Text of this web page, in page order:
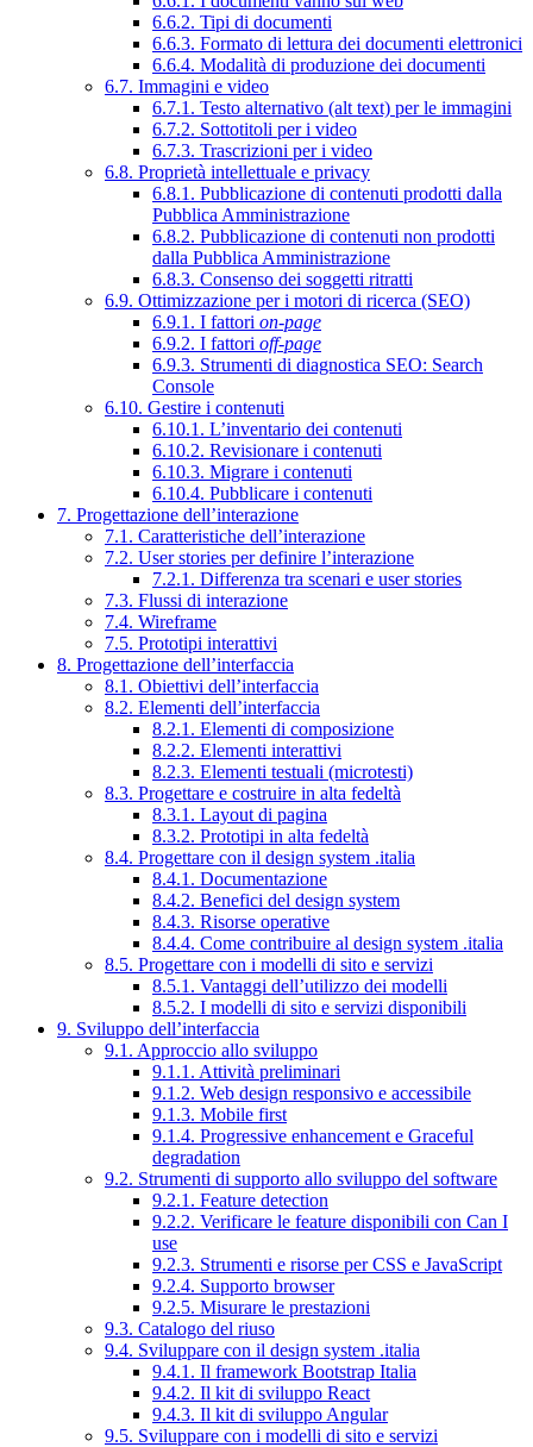
6.6.2. Tipi di documenti
6.6.3. Formato di lettura dei documenti elettronici
6.6.4. Modalità di produzione dei documenti
6.7. Immagini e video
6.7.1. Testo alternativo (alt text) per le immagini
6.7.2. Sottotitoli per i video
6.7.3. Trascrizioni per i video
6.8. Proprietà intellettuale e privacy
6.8.1. Pubblicazione di contenuti prodotti dalla
Pubblica Amministrazione
6.8.2. Pubblicazione di contenuti non prodotti
dalla Pubblica Amministrazione
6.8.3. Consenso dei soggetti ritratti
6.9. Ottimizzazione per i motori di ricerca (SEO)
6.9.1. I fattori on-page
6.9.2. I fattori off-page
6.9.3. Strumenti di diagnostica SEO: Search
Console
6.10. Gestire i contenuti
6.10.1. L’inventario dei contenuti
6.10.2. Revisionare i contenuti
6.10.3. Migrare i contenuti
6.10.4. Pubblicare i contenuti
7. Progettazione dell’interazione
7.1. Caratteristiche dell’interazione
7.2. User stories per definire l’interazione
7.2.1. Differenza tra scenari e user stories
7.3. Flussi di interazione
7.4. Wireframe
7.5. Prototipi interattivi
8. Progettazione dell’interfaccia
8.1. Obiettivi dell’interfaccia
8.2. Elementi dell’interfaccia
8.2.1. Elementi di composizione
8.2.2. Elementi interattivi
8.2.3. Elementi testuali (microtesti)
8.3. Progettare e costruire in alta fedeltà
8.3.1. Layout di pagina
8.3.2. Prototipi in alta fedeltà
8.4. Progettare con il design system .italia
8.4.1. Documentazione
8.4.2. Benefici del design system
8.4.3. Risorse operative
8.4.4. Come contribuire al design system .italia
8.5. Progettare con i modelli di sito e servizi
8.5.1. Vantaggi dell’utilizzo dei modelli
8.5.2. I modelli di sito e servizi disponibili
9. Sviluppo dell’interfaccia
9.1. Approccio allo sviluppo
9.1.1. Attività preliminari
9.1.2. Web design responsivo e accessibile
9.1.3. Mobile first
9.1.4. Progressive enhancement e Graceful
degradation
9.2. Strumenti di supporto allo sviluppo del software
9.2.1. Feature detection
9.2.2. Verificare le feature disponibili con Can I
use
9.2.3. Strumenti e risorse per CSS e JavaScript
9.2.4. Supporto browser
9.2.5. Misurare le prestazioni
9.3. Catalogo del riuso
9.4. Sviluppare con il design system .italia
9.4.1. Il framework Bootstrap Italia
9.4.2. Il kit di sviluppo React
9.4.3. Il kit di sviluppo Angular
9.5. Sviluppare con i modelli di sito e servizi